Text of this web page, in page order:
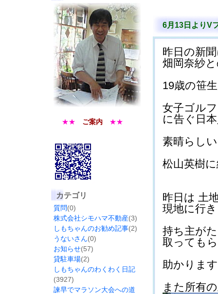
★★ ご案内 ★★
カテゴリ
質問(0)
株式会社シモハマ不動産(3)
しもちゃんのお勧め記事(2)
うないさん(0)
お知らせ(57)
貸駐車場(2)
しもちゃんのわくわく日記
(3927)
諫早でマラソン大会への道
6月13日よりV
昨日の新
畑岡奈紗
19歳の笹
女子ゴル
に告ぐ日
素晴らし
松山英樹
昨日は 土
現地に行
持ち主が
取っても
助かりま
また所有